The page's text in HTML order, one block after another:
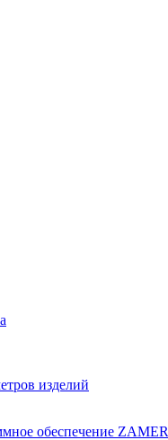
изделий
обеспечение ZAMER